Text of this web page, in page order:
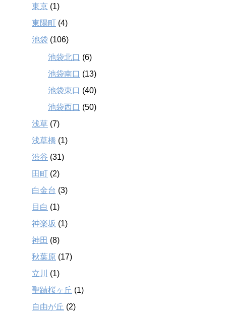
東京 (1)
東陽町 (4)
池袋 (106)
池袋北口 (6)
池袋南口 (13)
池袋東口 (40)
池袋西口 (50)
浅草 (7)
浅草橋 (1)
渋谷 (31)
田町 (2)
白金台 (3)
目白 (1)
神楽坂 (1)
神田 (8)
秋葉原 (17)
立川
(1)
聖蹟桜ヶ丘 (1)
自由が丘 (2)